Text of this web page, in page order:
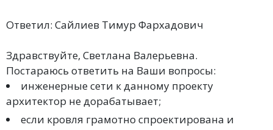
Ответил: Сайлиев Тимур Фархадович
Здравствуйте, Светлана Валерьевна.
Постараюсь ответить на Ваши вопросы:
инженерные сети к данному проекту
архитектор не дорабатывает;
если кровля грамотно спроектирована и